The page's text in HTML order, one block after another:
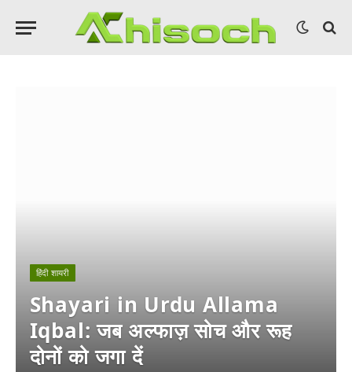
हिंदी शायरी
Shayari in Urdu Allama
Iqbal: जब अल्फाज़ सोच और रूह
दोनों को जगा दें